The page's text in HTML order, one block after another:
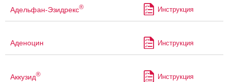
Адельфан-Эзидрекс® Инструкция
Аденоцин Инструкция
Аккузид® Инструкция